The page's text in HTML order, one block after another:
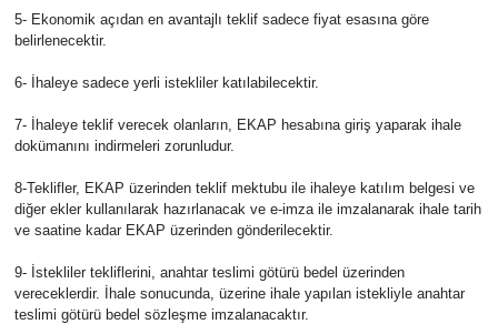
5- Ekonomik açıdan en avantajlı teklif sadece fiyat esasına göre
belirlenecektir.
6- İhaleye sadece yerli istekliler katılabilecektir.
7- İhaleye teklif verecek olanların, EKAP hesabına giriş yaparak ihale
dokümanını indirmeleri zorunludur.
8-Teklifler, EKAP üzerinden teklif mektubu ile ihaleye katılım belgesi ve
diğer ekler kullanılarak hazırlanacak ve e-imza ile imzalanarak ihale tarih
ve saatine kadar EKAP üzerinden gönderilecektir.
9- İstekliler tekliflerini, anahtar teslimi götürü bedel üzerinden
vereceklerdir. İhale sonucunda, üzerine ihale yapılan istekliyle anahtar
teslimi götürü bedel sözleşme imzalanacaktır.